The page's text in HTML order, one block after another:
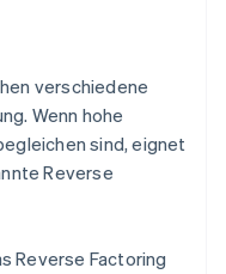
verschiedene
Wenn hohe
sind, eignet
Reverse
Reverse Factoring